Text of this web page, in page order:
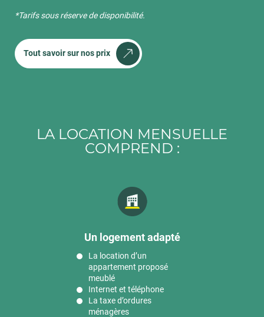
*Tarifs sous réserve de disponibilité.
Tout savoir sur nos prix
LA LOCATION MENSUELLE
COMPREND :
Un logement adapté
La location d’un
appartement proposé
meublé
Internet et téléphone
La taxe d’ordures
ménagères